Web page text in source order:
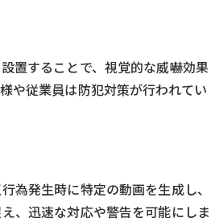
置することで、視覚的な威嚇効果
や従業員は防犯対策が行われてい
為発生時に特定の動画を生成し、
、迅速な対応や警告を可能にしま